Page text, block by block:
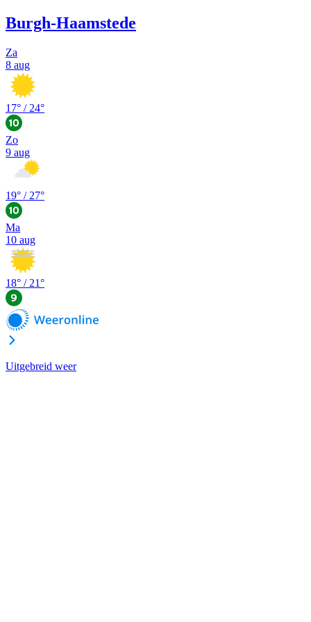
Burgh-Haamstede
Za
8 aug
17° / 24°
Zo
9 aug
19° / 27°
Ma
10 aug
18° / 21°
Uitgebreid weer